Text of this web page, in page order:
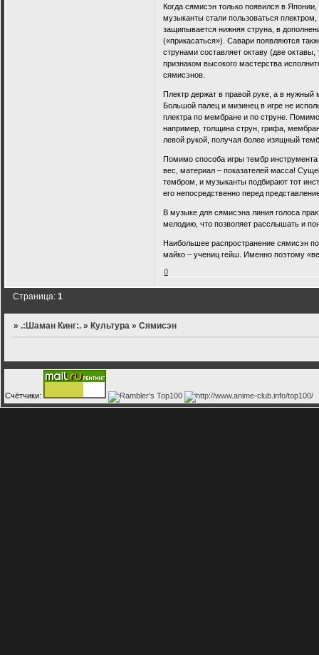
Когда сямисэн только появился в
музыканты стали пользоваться
защипывается нижняя струна, в
(«прикасаться»). Савари появляются
струнами составляет октаву (две
признаком высокого мастерства
сямисэнов.
Плектр держат в правой руке, а в нужный
Большой палец и мизинец в игре не
плектра по мембране и по струне.
например, толщина струн, грифа,
левой рукой, получая более изящный
Помимо способа игры тембр
вес, материал – показателей масса!
тембром, и музыканты подбирают тот
его непосредственно перед
В музыке для сямисэна линия голоса
мелодию, что позволяет расслышать и
Наибольшее распространение сямисэн
майко – учениц гейш. Именно поэтому
0
Страница:1
».:Шаман Кинг:. » Культура »Сямисэн
Счётчики: